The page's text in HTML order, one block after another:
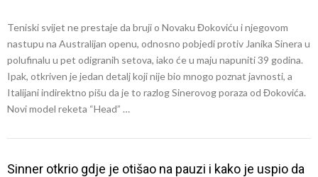
Teniski svijet ne prestaje da bruji o Novaku Đokoviću i njegovom
nastupu na Australijan openu, odnosno pobjedi protiv Janika Sinera u
polufinalu u pet odigranih setova, iako će u maju napuniti 39 godina.
Ipak, otkriven je jedan detalj koji nije bio mnogo poznat javnosti, a
Italijani indirektno pišu da je to razlog Sinerovog poraza od Đokovića.
Novi model reketa “Head” …
Sinner otkrio gdje je otišao na pauzi i kako je uspio da